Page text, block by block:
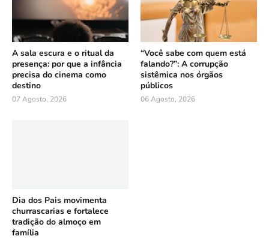
A sala escura e o ritual da
presença: por que a infância
precisa do cinema como
destino
07 Agosto, 2026
“Você sabe com quem está
falando?”: A corrupção
sistêmica nos órgãos
públicos
06 Agosto, 2026
Dia dos Pais movimenta
churrascarias e fortalece
tradição do almoço em
família